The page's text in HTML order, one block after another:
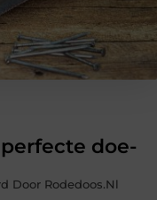
doe-
Door Rodedoos.nl